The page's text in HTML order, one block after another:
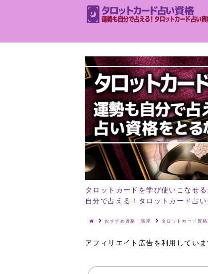
タロットカードを学び使いこなせ
自分で占える！タロットカード占
おすすめ資格・講座 タロットカード資
アフィリエイト広告を利用していま